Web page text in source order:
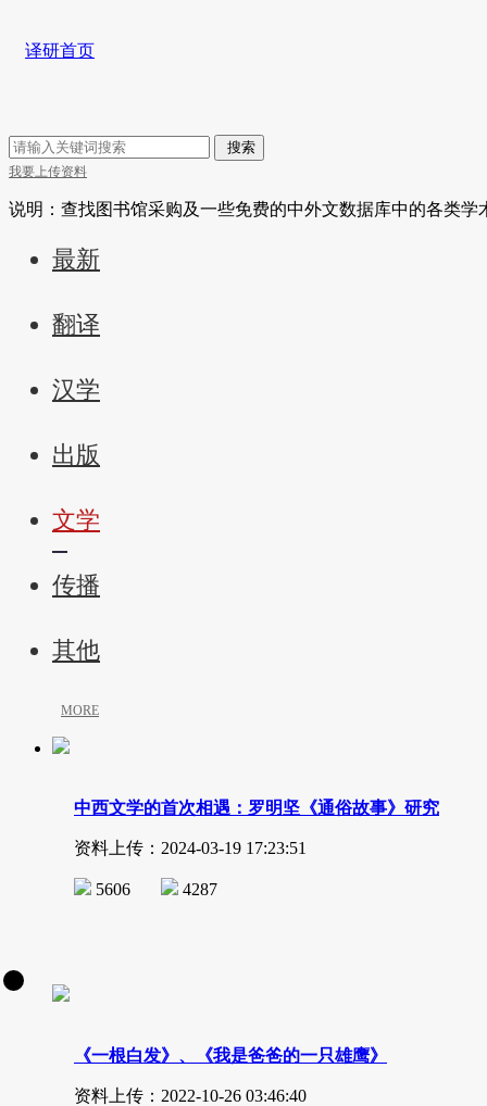
译研首页
搜索
我要上传资料
说明：查找图书馆采购及一些免费的中外文数据库中的各类学
最新
翻译
汉学
出版
文学
传播
其他
MORE
中西文学的首次相遇：罗明坚《通俗故事》研究
资料上传：2024-03-19 17:23:51
5606 4287
《一根白发》、《我是爸爸的一只雄鹰》
资料上传：2022-10-26 03:46:40